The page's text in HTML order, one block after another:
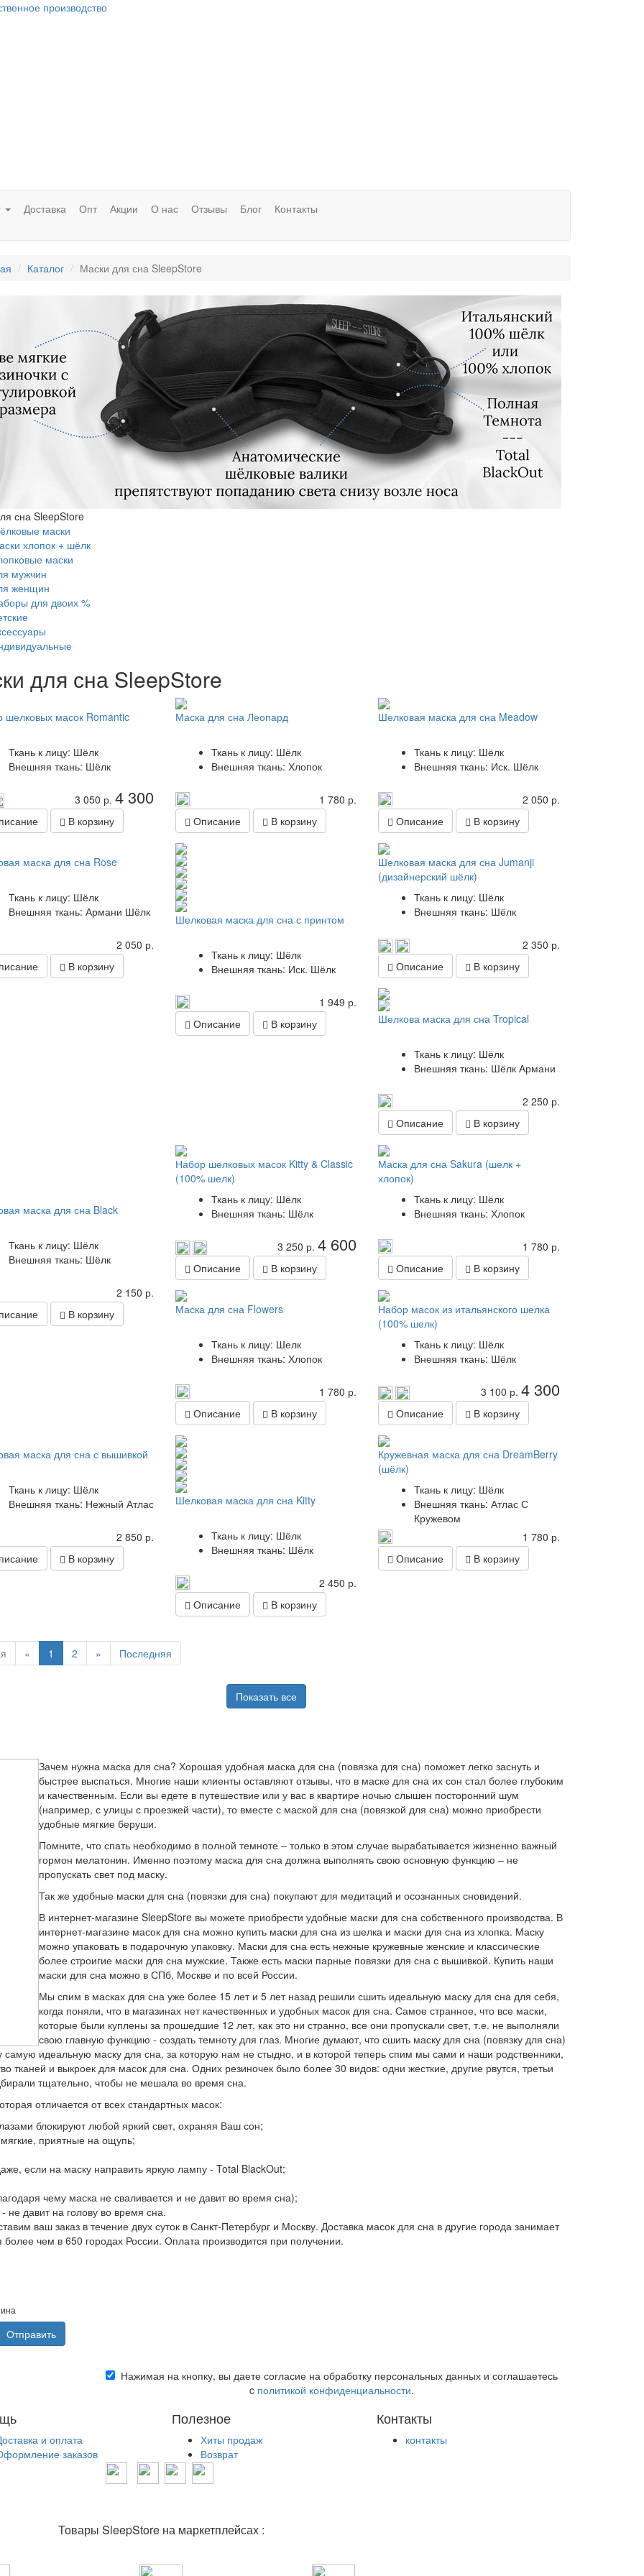
производство
Доставка Опт Акции О нас Отзывы Блог Контакты
Каталог Маски для сна SleepStore
сна SleepStore
маски
хлопок + шёлк
маски
мужчин
женщин
для двоих %
для сна SleepStore
шелковых масок Romantic
Ткань к лицу: Шёлк
Внешняя ткань: Шёлк
3 050 р. 4 300
В корзину
Маска для сна Леопард
Ткань к лицу: Шёлк
Внешняя ткань: Хлопок
1 780 р.
Описание
В корзину
Шелковая маска для сна Meadow
Ткань к лицу: Шёлк
Внешняя ткань: Иск. Шёлк
2 050 р.
Описание
В корзину
маска для сна Rose
Ткань к лицу: Шёлк
Внешняя ткань: Армани Шёлк
2 050 р.
В корзину
Шелковая маска для сна с принтом
Ткань к лицу: Шёлк
Внешняя ткань: Иск. Шёлк
1 949 р.
Описание
В корзину
Шелковая маска для сна Jumanji
(дизайнерский шёлк)
Ткань к лицу: Шёлк
Внешняя ткань: Шёлк
2 350 р.
Описание
В корзину
Шелкова маска для сна Tropical
Ткань к лицу: Шёлк
Внешняя ткань: Шёлк Армани
2 250 р.
Описание
В корзину
маска для сна Black
Ткань к лицу: Шёлк
Внешняя ткань: Шёлк
2 150 р.
В корзину
Набор шелковых масок Kitty & Classic
(100% шелк)
Ткань к лицу: Шёлк
Внешняя ткань: Шёлк
3 250 р.4 600
Описание В корзину
Маска для сна Sakura (шелк +
хлопок)
Ткань к лицу: Шёлк
Внешняя ткань: Хлопок
1 780 р.
Описание
В корзину
Маска для сна Flowers
Ткань к лицу: Шелк
Внешняя ткань: Хлопок
1 780 р.
Описание
В корзину
Набор масок из итальянского шелка
(100% шелк)
Ткань к лицу: Шёлк
Внешняя ткань: Шёлк
3 100 р. 4 300
Описание В корзину
маска для сна с вышивкой
Ткань к лицу: Шёлк
Внешняя ткань: Нежный Атлас
2 850 р.
В корзину
Шелковая маска для сна Kitty
Ткань к лицу: Шёлк
Внешняя ткань: Шёлк
2 450 р.
Описание
В корзину
Кружевная маска для сна DreamBerry
(шёлк)
Ткань к лицу: Шёлк
Внешняя ткань: Атлас С
Кружевом
1 780 р.
Описание
В корзину
« 1 2 » Последняя
Показать все
Зачем нужна маска для сна? Хорошая удобная маска для сна (повязка для сна) поможет легко заснуть и
быстрее выспаться. Многие наши клиенты оставляют отзывы, что в маске для сна их сон стал более глубоким
и качественным. Если вы едете в путешествие или у вас в квартире ночью слышен посторонний шум
(например, с улицы с проезжей части), то вместе с маской для сна (повязкой для сна) можно приобрести
удобные мягкие беруши.
Помните, что спать необходимо в полной темноте – только в этом случае вырабатывается жизненно важный
гормон мелатонин. Именно поэтому маска для сна должна выполнять свою основную функцию – не
пропускать свет под маску.
Так же удобные маски для сна (повязки для сна) покупают для медитаций и осознанных сновидений.
В интернет-магазине SleepStore вы можете приобрести удобные маски для сна собственного производства. В
интернет-магазине масок для сна можно купить маски для сна из шелка и маски для сна из хлопка. Маску
можно упаковать в подарочную упаковку. Маски для сна есть нежные кружевные женские и классические
более строигие маски для сна мужские. Также есть маски парные повязки для сна с вышивкой. Купить наши
маски для сна можно в СПб, Москве и по всей России.
Мы спим в масках для сна уже более 15 лет и 5 лет назад решили сшить идеальную маску для сна для себя,
когда поняли, что в магазинах нет качественных и удобных масок для сна. Самое странное, что все маски,
которые были куплены за прошедшие 12 лет, как это ни странно, все они пропускали свет, т.е. не выполняли
свою главную функцию - создать темноту для глаз. Многие думают, что сшить маску для сна (повязку для сна)
идеальную маску для сна, за которую нам не стыдно, и в которой теперь спим мы сами и наши родственники,
и выкроек для масок для сна. Одних резиночек было более 30 видов: одни жесткие, другие рвутся, третьи
тщательно, чтобы не мешала во время сна.
отличается от всех стандартных масок:
блокируют любой яркий свет, охраняя Ваш сон;
приятные на ощупь;
если на маску направить яркую лампу - Total BlackOut;
чему маска не сваливается и не давит во время сна);
не давит на голову во время сна.
ваш заказ в течение двух суток в Санкт-Петербург и Москву. Доставка масок для сна в другие города занимает
чем в 650 городах России. Оплата производится при получении.
Нажимая на кнопку, вы даете согласие на обработку персональных данных и соглашаетесь
c политикой конфиденциальности.
и оплата
заказов
Полезное
Хиты продаж
Возврат
Контакты
контакты
Товары SleepStore на маркетплейсах :